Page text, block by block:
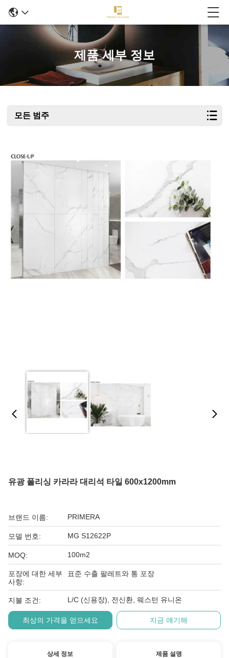
제품 세부 정보
모든 범주
유광 폴리싱 카라라 대리석 타일 600x1200mm
브랜드 이름: PRIMERA
모델 번호: MG S12622P
MOQ: 100m2
포장에 대한 세부
사항:
표준 수출 팔레트와 통 포장
지불 조건: L/C (신용장), 전신환, 웨스턴 유니온
최상의 가격을 얻으세요 지금 얘기해
상세 정보 제품 설명